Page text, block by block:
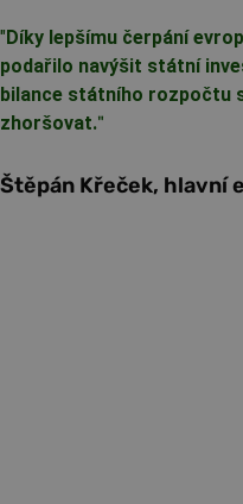
" Díky lepšímu čerpání
podařilo navýšit státní
bilance státního rozpočtu
zhoršovat."
Štěpán Křeček, hlavní